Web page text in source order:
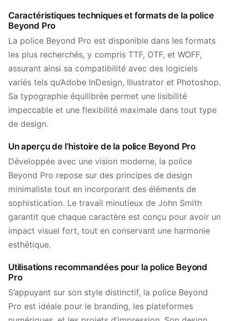
Caractéristiques techniques et formats de la police
Beyond Pro
La police Beyond Pro est disponible dans les formats
les plus recherchés, y compris TTF, OTF, et WOFF,
assurant ainsi sa compatibilité avec des logiciels
variés tels qu’Adobe InDesign, Illustrator et Photoshop.
Sa typographie équilibrée permet une lisibilité
impeccable et une flexibilité maximale dans tout type
de design.
Un aperçu de l’histoire de la police Beyond Pro
Développée avec une vision moderne, la police
Beyond Pro repose sur des principes de design
minimaliste tout en incorporant des éléments de
sophistication. Le travail minutieux de John Smith
garantit que chaque caractère est conçu pour avoir un
impact visuel fort, tout en conservant une harmonie
esthétique.
Utilisations recommandées pour la police Beyond
Pro
S’appuyant sur son style distinctif, la police Beyond
Pro est idéale pour le branding, les plateformes